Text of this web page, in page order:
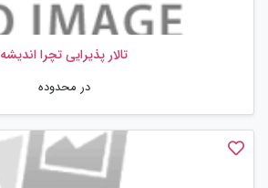
تالار پذیرایی تچرا اندیشه
در محدوده